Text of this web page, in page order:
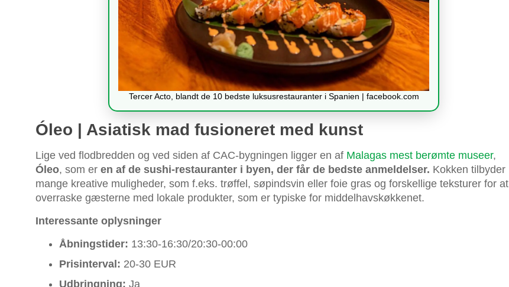
Tercer Acto, blandt de 10 bedste luksusrestauranter i Spanien | facebook.com
Óleo | Asiatisk mad fusioneret med kunst
Lige ved flodbredden og ved siden af CAC-bygningen ligger en af Malagas mest berømte museer,
Óleo, som er en af de sushi-restauranter i byen, der får de bedste anmeldelser. Kokken tilbyder
mange kreative muligheder, som f.eks. trøffel, søpindsvin eller foie gras og forskellige teksturer for at
overraske gæsterne med lokale produkter, som er typiske for middelhavskøkkenet.
Interessante oplysninger
Åbningstider: 13:30-16:30/20:30-00:00
Prisinterval: 20-30 EUR
Udbringning: Ja